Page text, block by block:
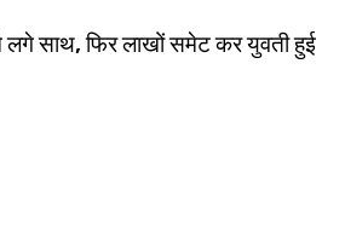
लगे साथ, फिर लाखों समेट कर युवती हुई